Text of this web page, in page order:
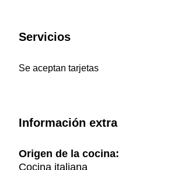
Servicios
Se aceptan tarjetas
Información extra
Origen de la cocina:
Cocina italiana